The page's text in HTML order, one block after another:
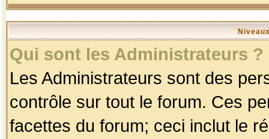
Qui sont les Administrateurs ?
Les Administrateurs sont des
contrôle sur tout le forum. Ces
facettes du forum; ceci inclut le